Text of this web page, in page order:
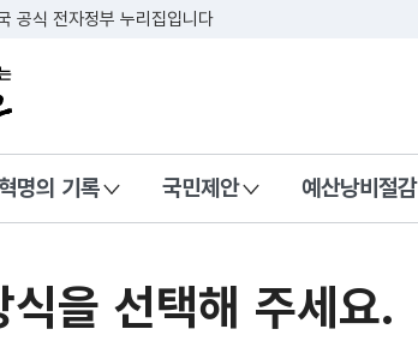
공식 전자정부 누리집입니다
가 운영하는 국민신문고
명의 기록 국민제안 예산낭비절감
식을 선택해 주세요.